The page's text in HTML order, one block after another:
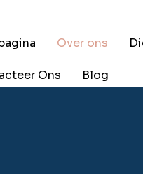
Over ons
Ons Blog